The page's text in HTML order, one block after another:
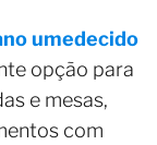
umedecido
opção para
e mesas,
com